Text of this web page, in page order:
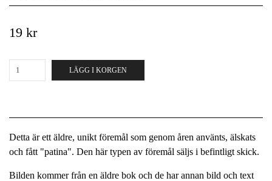
19 kr
LÄGG I KORGEN
Detta är ett äldre, unikt föremål som genom åren använts, älskats
och fått "patina". Den här typen av föremål säljs i befintligt skick.
Bilden kommer från en äldre bok och de har annan bild och text